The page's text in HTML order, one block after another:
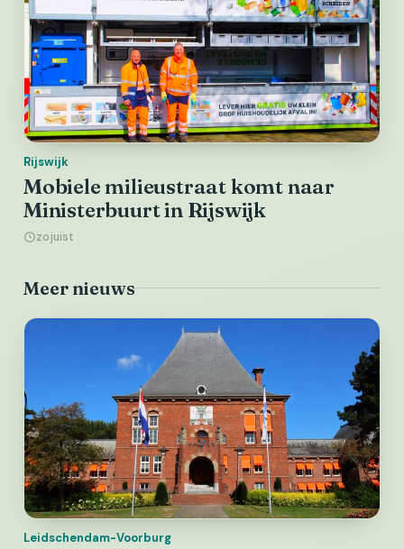
Rijswijk
Mobiele milieustraat komt naar
Ministerbuurt in Rijswijk
zojuist
Meer nieuws
Leidschendam-Voorburg